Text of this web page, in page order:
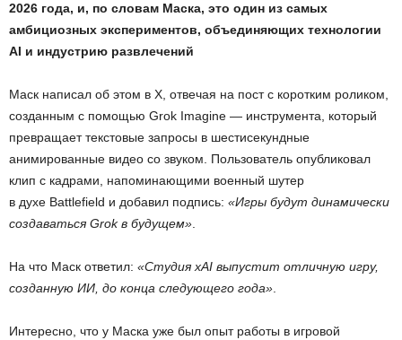
2026 года, и, по словам Маска, это один из самых
амбициозных экспериментов, объединяющих технологии
AI и индустрию развлечений
Маск написал об этом в X, отвечая на пост с коротким роликом,
созданным с помощью Grok Imagine — инструмента, который
превращает текстовые запросы в шестисекундные
анимированные видео со звуком. Пользователь опубликовал
клип с кадрами, напоминающими военный шутер
в духе Battlefield и добавил подпись: «Игры будут динамически
создаваться Grok в будущем»
На что Маск ответил: «Студия xAI выпустит отличную игру,
созданную ИИ, до конца следующего года»
Интересно, что у Маска уже был опыт работы в игровой